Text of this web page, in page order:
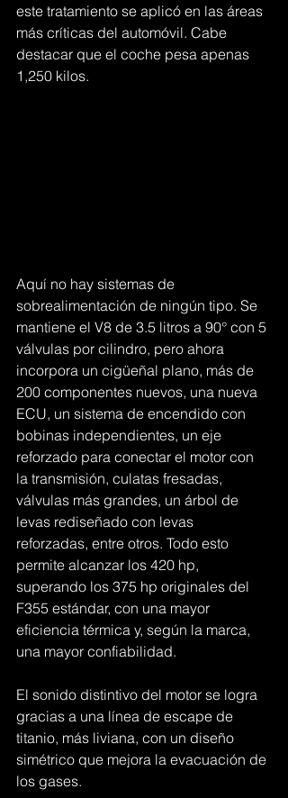
este tratamiento se aplicó en las áreas
más críticas del automóvil. Cabe
destacar que el coche pesa apenas
1,250 kilos.
Aquí no hay sistemas de
sobrealimentación de ningún tipo. Se
mantiene el V8 de 3.5 litros a 90° con 5
válvulas por cilindro, pero ahora
incorpora un cigüeñal plano, más de
200 componentes nuevos, una nueva
ECU, un sistema de encendido con
bobinas independientes, un eje
reforzado para conectar el motor con
la transmisión, culatas fresadas,
válvulas más grandes, un árbol de
levas rediseñado con levas
reforzadas, entre otros. Todo esto
permite alcanzar los 420 hp,
superando los 375 hp originales del
F355 estándar, con una mayor
eficiencia térmica y, según la marca,
una mayor confiabilidad.
El sonido distintivo del motor se logra
gracias a una línea de escape de
titanio, más liviana, con un diseño
simétrico que mejora la evacuación de
los gases.